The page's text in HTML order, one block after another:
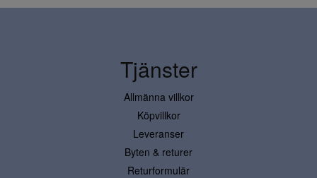
Tjänster
Allmänna villkor
Köpvillkor
Leveranser
Byten & returer
Returformulär